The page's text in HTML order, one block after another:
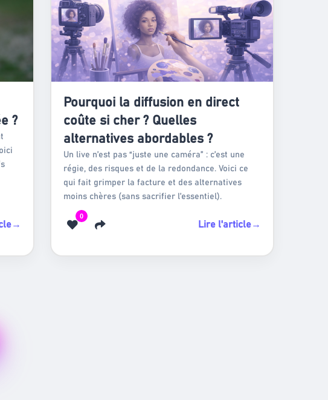
?
→
Pourquoi la diffusion en direct
coûte si cher ? Quelles
alternatives abordables ?
Un live n’est pas “juste une caméra” : c’est une
régie, des risques et de la redondance. Voici ce
qui fait grimper la facture et des alternatives
moins chères (sans sacrifier l’essentiel).
0
Lire l'article→